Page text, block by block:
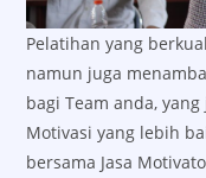
Pelatihan yang
namun juga
bagi Team anda,
Motivasi yang lebih
bersama Jasa